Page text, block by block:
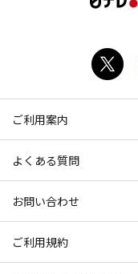
ご利用案内
よくある質問
お問い合わせ
ご利用規約